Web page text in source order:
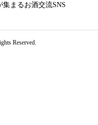
まるお酒交流SNS
Reserved.